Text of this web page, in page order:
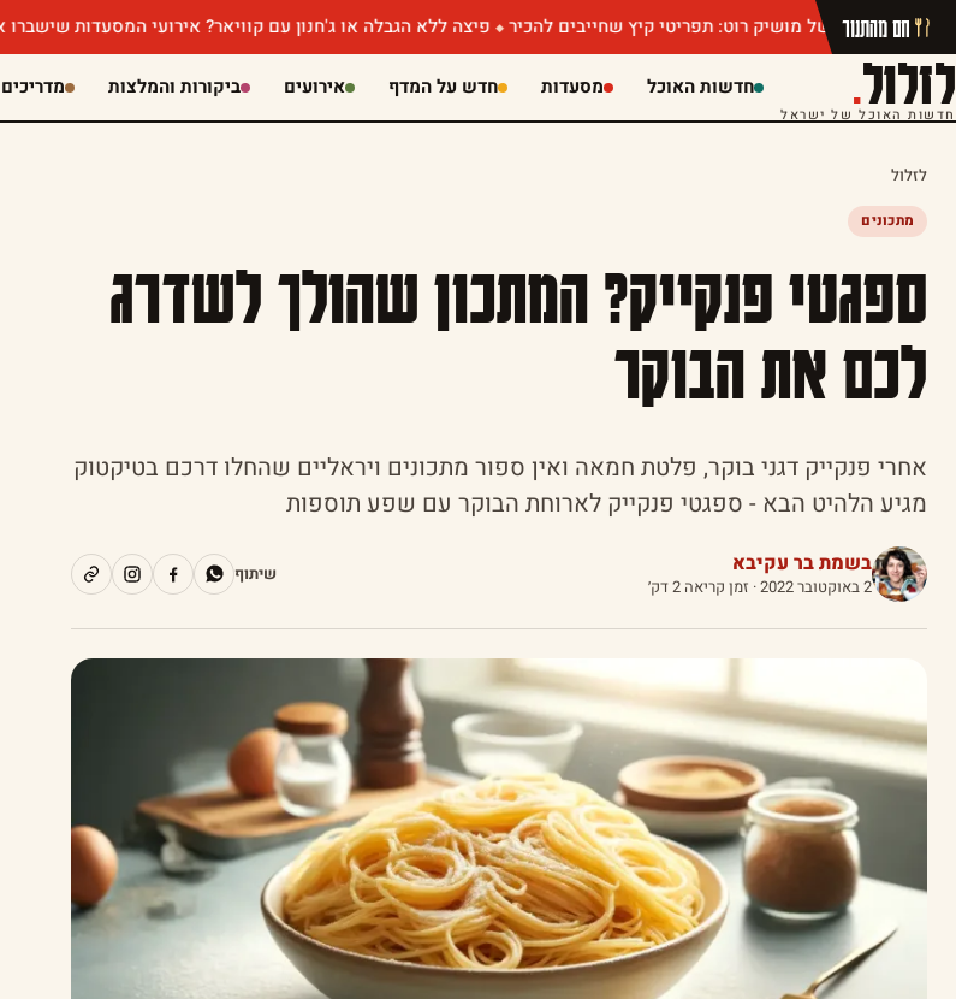
של מושיק רוט: תפריטי קיץ שחייבים להכיר פיצה ללא הגבלה או ג'חנון עם קוויאר? אירועי המסעדות שישברו את אוגוסט חם מהתנור
לזלול.
חדשות האוכל של ישראל
חדשות האוכל מסעדות חדש על המדף אירועים ביקורות והמלצות מדריכים
לזלול
מתכונים
ספגטי פנקייק? המתכון שהולך לשדרג
לכם את הבוקר
אחרי פנקייק דגני בוקר, פלטת חמאה ואין ספור מתכונים ויראליים שהחלו דרכם בטיקטוק
מגיע הלהיט הבא - ספגטי פנקייק לארוחת הבוקר עם שפע תוספות
בשמת בר עקיבא
2 באוקטובר 2022 · זמן קריאה 2 דק׳
שיתוף